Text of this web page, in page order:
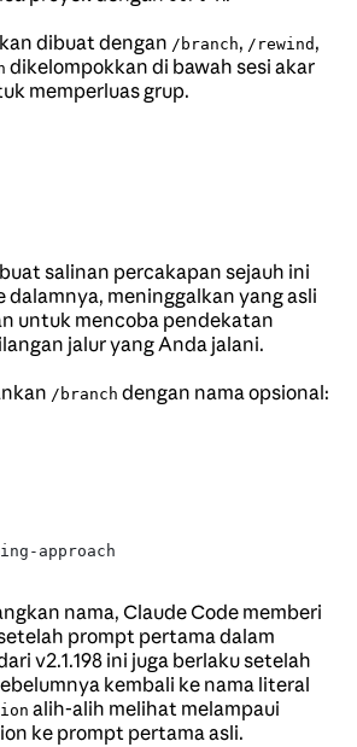
dibuat dengan /branch, /rewind ,
dikelompokkan di bawah sesi akar
memperluas grup.
salinan percakapan sejauh ini
dalamnya, meninggalkan yang asli
untuk mencoba pendekatan
jalur yang Anda jalani.
/branch dengan nama opsional:
approach
nama, Claude Code memberi
prompt pertama dalam
v2.1.198 ini juga berlaku setelah
kembali ke nama literal
alih-alih melihat melampaui
ke prompt pertama asli.